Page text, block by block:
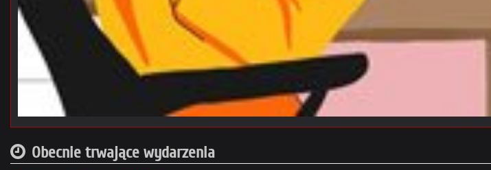
Obecnie trwające wydarzenia